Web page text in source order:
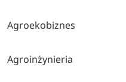
Agroekobiznes
Agroinżynieria